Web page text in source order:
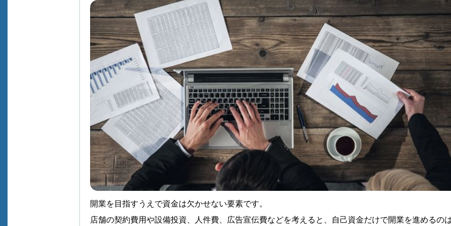
開業を目指すうえで資金は欠かせない要素です。
店舗の契約費用や設備投資、人件費、広告宣伝費などを考えると、自己資金だけで開業を進めるの